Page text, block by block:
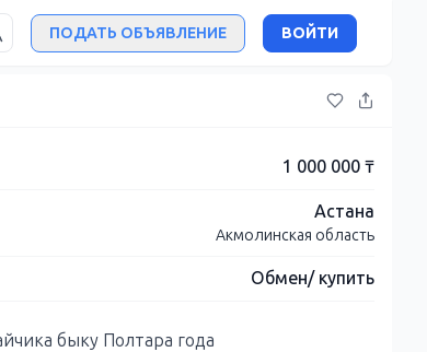
ПОДАТЬ ОБЪЯВЛЕНИЕ ВОЙТИ
1 000 000 ₸
Астана
Акмолинская область
Обмен/ купить
быку Полтара года